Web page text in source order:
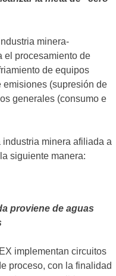
minera-
el procesamiento de
de equipos
emisiones (supresión de
generales (consumo e
minera afiliada a
siguiente manera:
proviene de aguas
implementan circuitos
proceso, con la finalidad